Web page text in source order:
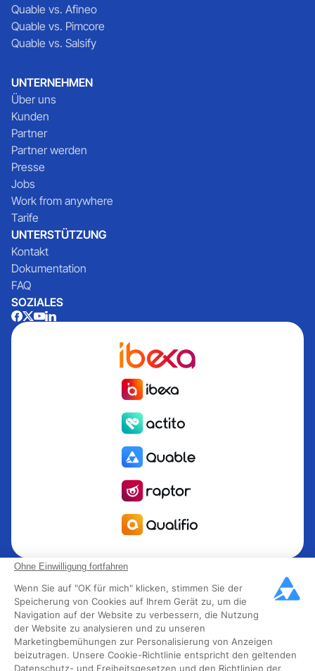
Ohne Einwilligung fortfahren
Wenn Sie auf "OK für mich" klicken, stimmen Sie der
Speicherung von Cookies auf Ihrem Gerät zu, um die
Navigation auf der Website zu verbessern, die Nutzung
der Website zu analysieren und zu unseren
Marketingbemühungen zur Personalisierung von Anzeigen
beizutragen. Unsere Cookie-Richtlinie entspricht den geltenden
Datenschutz- und Freiheitsgesetzen und den Richtlinien der
Quable vs. Afineo
Quable vs. Pimcore
Quable vs. Salsify
UNTERNEHMEN
Über uns
Kunden
Partner
Partner werden
Presse
Jobs
Work from anywhere
Tarife
UNTERSTÜTZUNG
Kontakt
Dokumentation
FAQ
SOZIALES
Quable ist die PIM für das Informationsmanagement Produkt
PIM für Marken und Hersteller, die nach Wachstum streben.
Groupe Rocher, Mitsubishi Electric, Escada, Berluti, Delsey,
North Sails, Liberated Brands, MCO Regent und mehr als
300 führende Marken in 85 Ländern haben sich für Quable
PIM entschieden, um ihr Omnichannel-Geschäft in